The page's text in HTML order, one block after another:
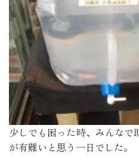
少しでも困った時、みんなで
が有難いと思う一日でした。